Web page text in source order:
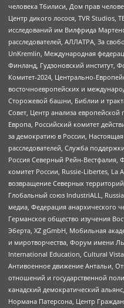
человека Тбилиси, Дом прав
Центр дикого лосося, TVR Studios,
исследований им Вилфрида
расследователей, АЛЛАТРА, За
UnKremlin, Международная
Финланд, Гудзоновский институт,
Комитет-2024, Центрально-
восточноевропейских и
Сторожевой башни, Библии и
Совет, Центр анализа европейской
Европа, Российский комитет
за демократию в России,
расследователей, Служба
Россия Северный Рейн-
комитет России, Russie-Libertes, La
возвращение Северных
Глобальный союз IndustriALL,
медиа, Федерация анархического
Германское общество изучения
Эберта, XZ gGmbH, Мобильная
и миротворчества, Форум имени
International Education, Cultural
Антивоенное движение Антальи,
отношений и государственной
канадский демократический
Нормана Патерсона, Центр